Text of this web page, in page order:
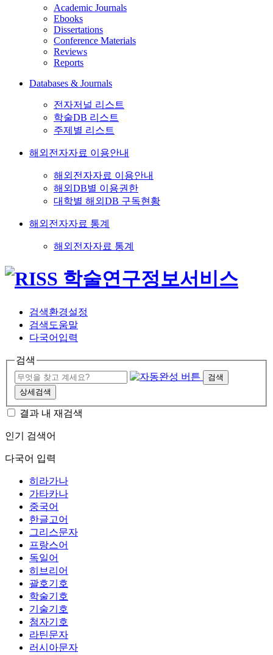
Academic Journals
Ebooks
Dissertations
Conference Materials
Reviews
Reports
Databases & Journals
전자저널 리스트
학술DB 리스트
주제별 리스트
해외전자자료 이용안내
해외전자자료 이용안내
해외DB별 이용권한
대학별 해외DB 구독현황
해외전자자료 통계
해외전자자료 통계
검색환경설정
검색도움말
다국어입력
검색
검색
상세검색
결과 내 재검색
인기 검색어
다국어 입력
히라가나
가타카나
중국어
한글고어
그리스문자
프랑스어
독일어
히브리어
괄호기호
학술기호
기술기호
첨자기호
라틴문자
러시아문자